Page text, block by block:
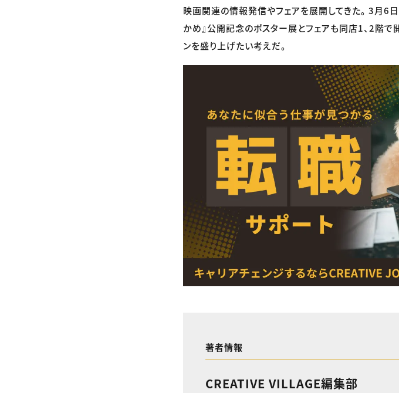
映画関連の情報発信やフェアを展開してきた。 3月6
かめ』公開記念のポスター展とフェアも同店1、2階
ンを盛り上げたい考えだ。
著者情報
CREATIVE VILLAGE編集部